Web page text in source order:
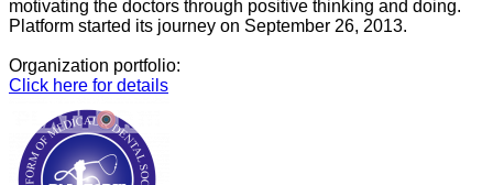
motivating the doctors through positive thinking and doing.
Platform started its journey on September 26, 2013.
Organization portfolio:
Click here for details